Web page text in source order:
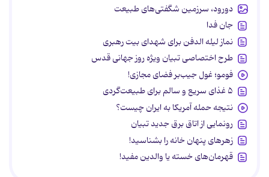
دورود، سرزمین شگفتی‌های طبیعت
جان فدا
نماز لیله الدفن برای شهدای بیت رهبری
طرح اختصاصی تبیان ویژه روز جهانی قدس
فومو؛ غول جیب‌بر فضای مجازی!
۵ غذای سریع و سالم برای طبیعت‌گردی
نتیجه حمله آمریکا به ایران چیست؟
رونمایی از اتاق برق جدید تبیان
زهرهای پنهان خانه را بشناسید!
قهرمان‌های خسته یا والدین مفید!